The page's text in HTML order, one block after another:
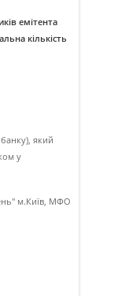
емітента
кількість
банку), який
у
м.Київ, МФО